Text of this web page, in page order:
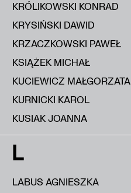
KRÓLIKOWSKI KONRAD
KRYSIŃSKI DAWID
KRZACZKOWSKI PAWEŁ
KSIĄŻEK MICHAŁ
KUCIEWICZ MAŁGORZATA
KURNICKI KAROL
KUSIAK JOANNA
L
LABUS AGNIESZKA